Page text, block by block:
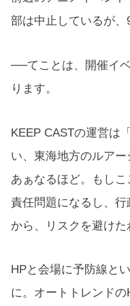
部は中止しているが、
──てことは、開催イ
ります。
KEEP CASTの運営は
い、東海地方のルアー
あぁなるほど。もしこ
責任問題になるし、
から、リスクを避けた
HPと会場に予防線と
に。オートトレンド